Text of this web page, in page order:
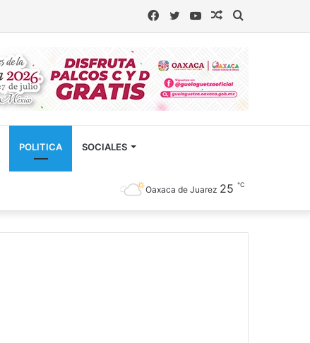
Buscar
Artículo
YouTube
Twitter
Facebook
POLITICA SOCIALES
Oaxaca de Juarez 25 ℃